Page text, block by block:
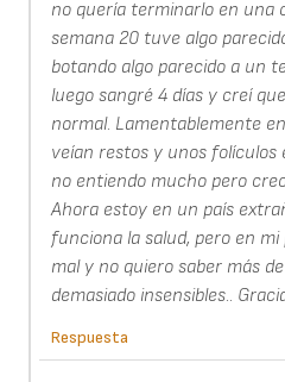
no quería terminarlo en una
semana 20 tuve algo
botando algo parecido a un
luego sangré 4 días y creí
normal. Lamentablemente
veían restos y unos folículos
no entiendo mucho pero
Ahora estoy en un país
funciona la salud, pero en
mal y no quiero saber más
demasiado insensibles..
Respuesta